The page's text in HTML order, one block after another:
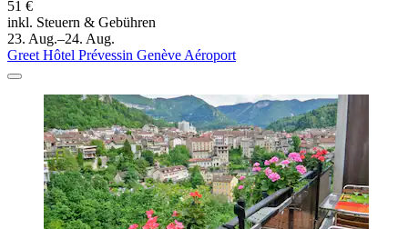
51 €
inkl. Steuern & Gebühren
23. Aug.–24. Aug.
Greet Hôtel Prévessin Genève Aéroport